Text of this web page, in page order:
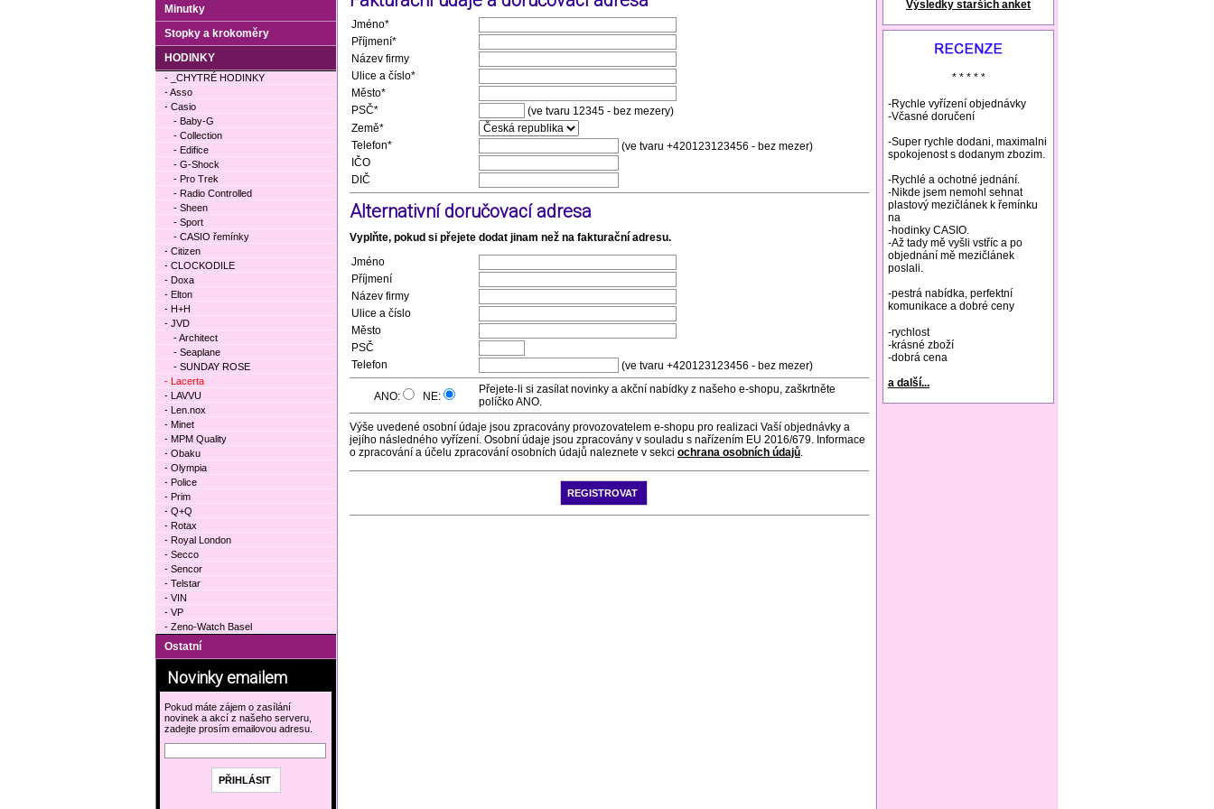
Jméno*
Příjmení*
Název firmy
Ulice a číslo*
Město*
PSČ*
(ve tvaru 12345 - bez mezery)
Země*
Telefon*
(ve tvaru +420123123456 - bez mezer)
IČO
DIČ
Alternativní doručovací adresa
Vyplňte, pokud si přejete dodat jinam než na fakturační adresu.
Jméno
Příjmení
Název firmy
Ulice a číslo
Město
PSČ
Telefon
(ve tvaru +420123123456 - bez mezer)
ANO: NE:
Přejete-li si zasílat novinky a akční nabídky z našeho e-shopu, zaškrtněte
políčko ANO.
Výše uvedené osobní údaje jsou zpracovány provozovatelem e-shopu pro realizaci Vaší objednávky a
jejího následného vyřízení. Osobní údaje jsou zpracovány v souladu s nařízením EU 2016/679. Informace
o zpracování a účelu zpracování osobních údajů naleznete v sekci ochrana osobních údajů.
natural remedies rosacea
Výsledky starších anket
* * * * *
-Rychle vyřízení objednávky
-Včasné doručení
-Super rychle dodani, maximalni
spokojenost s dodanym zbozim.
-Rychlé a ochotné jednání.
-Nikde jsem nemohl sehnat
plastový mezičlánek k řemínku
na
-hodinky CASIO.
-Až tady mě vyšli vstříc a po
objednání mě mezičlánek
poslali.
-pestrá nabídka, perfektní
komunikace a dobré ceny
-rychlost
-krásné zboží
-dobrá cena
a další...
Minutky
Stopky a krokoměry
HODINKY
- _CHYTRÉ HODINKY
- Asso
- Casio
- Baby-G
- Collection
- Edifice
- G-Shock
- Pro Trek
- Radio Controlled
- Sheen
- Sport
- CASIO řemínky
- Citizen
- CLOCKODILE
- Doxa
- Elton
- H+H
- JVD
- Architect
- Seaplane
- SUNDAY ROSE
- Lacerta
- LAVVU
- Len.nox
- Minet
- MPM Quality
- Obaku
- Olympia
- Police
- Prim
- Q+Q
- Rotax
- Royal London
- Secco
- Sencor
- Telstar
- VIN
- VP
- Zeno-Watch Basel
Ostatní
Novinky emailem
Pokud máte zájem o zasílání
novinek a akcí z našeho serveru,
zadejte prosím emailovou adresu.